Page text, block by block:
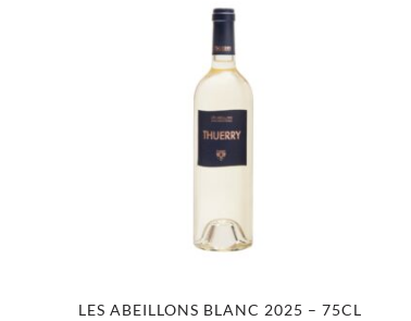
LES ABEILLONS BLANC 2025 – 75CL